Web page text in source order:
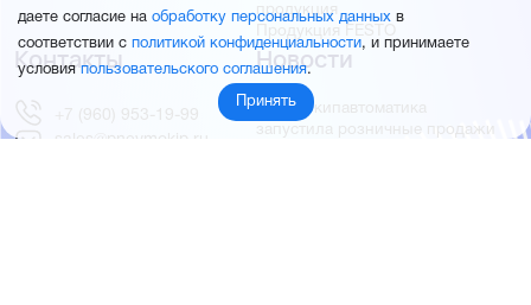
продукция
Продукция FESTO
Новости
Пневмокипавтоматика
запустила розничные продажи
Контакты
+7 (960) 953-19-99
sales@pnevmokip.ru
даете согласие на обработку персональных данных в
соответствии с политикой конфиденциальности, и принимаете
условияпользовательского соглашения.
Принять